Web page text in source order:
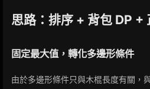
思路：排序 + 背包 DP +
固定最大值，轉化多邊形條件
由於多邊形條件只與木棍長度有關，